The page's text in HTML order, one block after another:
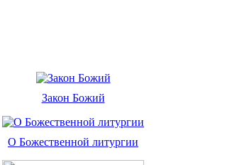
Закон Божий
О Божественной литургии